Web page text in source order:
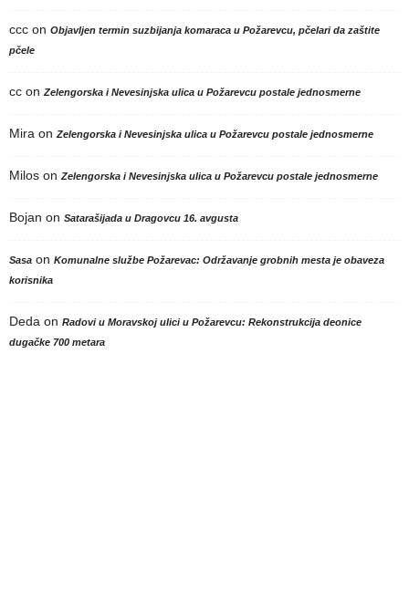
ccc on Objavljen termin suzbijanja komaraca u Požarevcu, pčelari da zaštite
pčele
cc on Zelengorska i Nevesinjska ulica u Požarevcu postale jednosmerne
Mira on Zelengorska i Nevesinjska ulica u Požarevcu postale jednosmerne
Milos on Zelengorska i Nevesinjska ulica u Požarevcu postale jednosmerne
Bojan on Satarašijada u Dragovcu 16. avgusta
Sasa on Komunalne službe Požarevac: Održavanje grobnih mesta je obaveza
korisnika
Deda on Radovi u Moravskoj ulici u Požarevcu: Rekonstrukcija deonice
dugačke 700 metara